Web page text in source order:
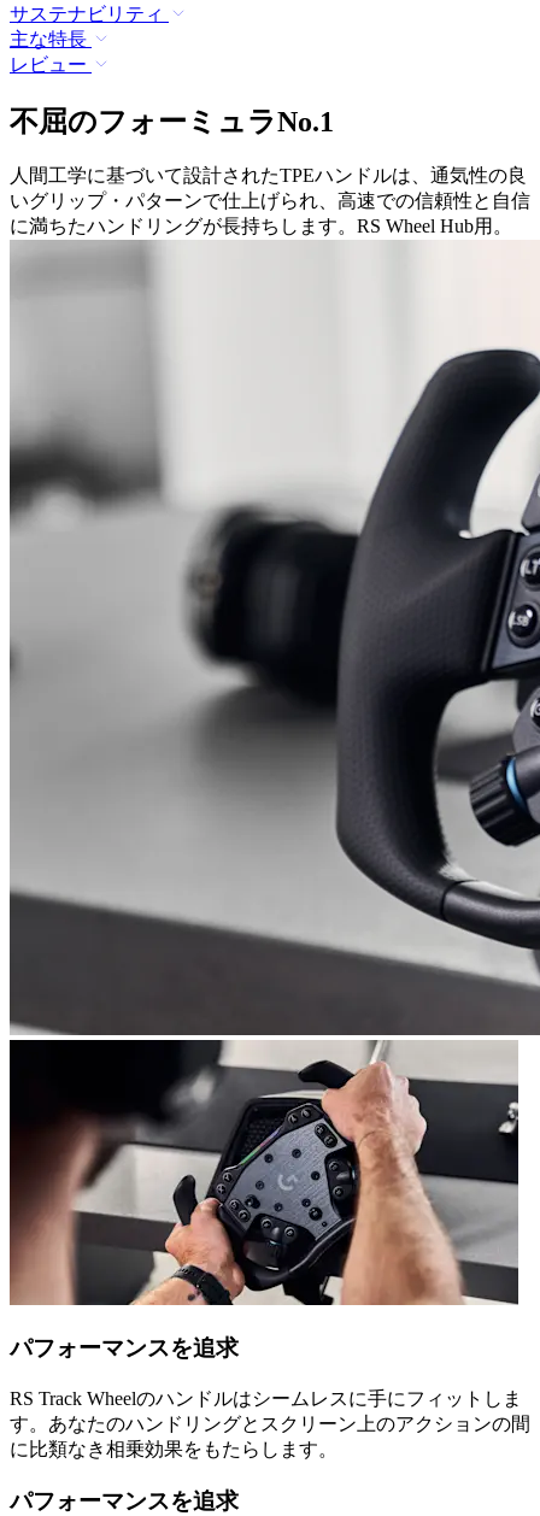
サステナビリティ
主な特長
レビュー
不屈のフォーミュラNo.1
人間工学に基づいて設計されたTPEハンドルは、通気性の良
いグリップ・パターンで仕上げられ、高速での信頼性と自信
に満ちたハンドリングが長持ちします。RS Wheel Hub用。
パフォーマンスを追求
RS Track Wheelのハンドルはシームレスに手にフィットしま
す。あなたのハンドリングとスクリーン上のアクションの間
に比類なき相乗効果をもたらします。
パフォーマンスを追求